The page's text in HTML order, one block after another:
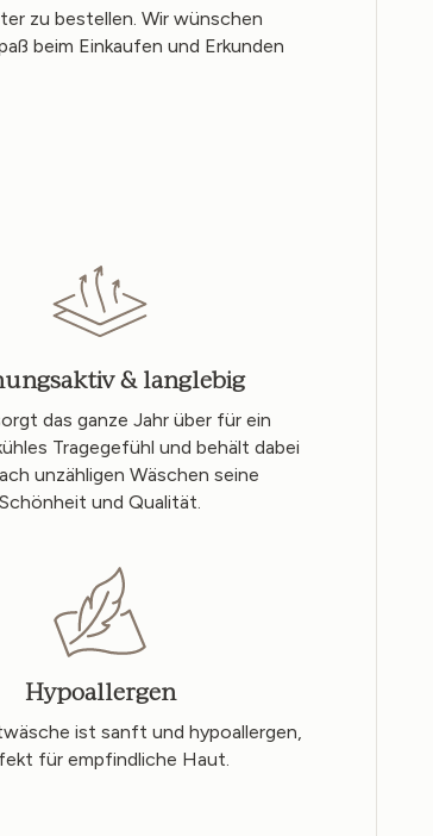
zu bestellen. Wir wünschen
beim Einkaufen und Erkunden
& langlebig
das ganze Jahr über für ein
Tragegefühl und behält dabei
unzähligen Wäschen seine
Schönheit und Qualität.
Hypoallergen
ist sanft und hypoallergen,
für empfindliche Haut.